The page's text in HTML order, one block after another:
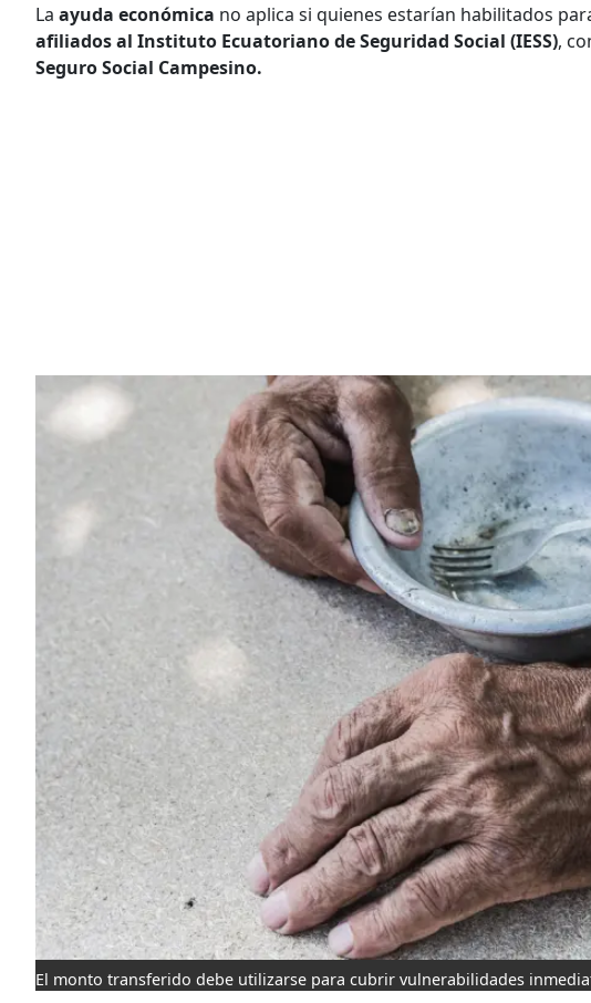
La ayuda económica no aplica si quienes estarían habilitados
afiliados al Instituto Ecuatoriano de Seguridad Social (IESS),
Seguro Social Campesino.
El monto transferido debe utilizarse para cubrir vulnerabilidades